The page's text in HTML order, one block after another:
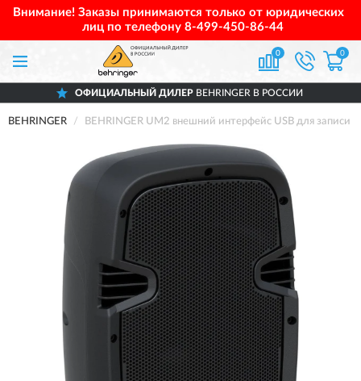
Внимание! Заказы принимаются только от юридических
лиц по телефону 8-499-450-86-44
0 0
ОФИЦИАЛЬНЫЙ ДИЛЕР BEHRINGER В РОССИИ
BEHRINGER BEHRINGER UM2 внешний интерфейс USB для записи